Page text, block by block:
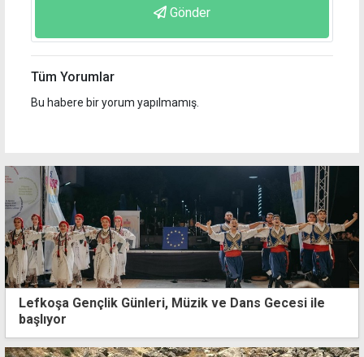
Gönder
Tüm Yorumlar
Bu habere bir yorum yapılmamış.
Lefkoşa Gençlik Günleri, Müzik ve Dans Gecesi ile
başlıyor